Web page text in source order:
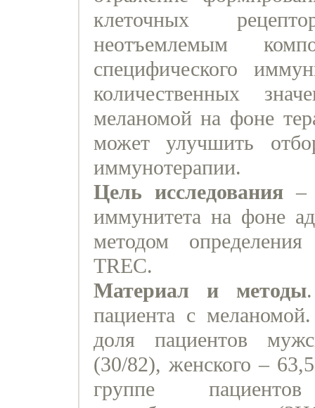
клеточных
неотъемлемым
специфического
количественных
меланомой на фоне
может улучшить
иммунотерапии.
Цель исследования–
иммунитета на фоне
методом определения
TREC.
Материал и методы
пациента с
доля пациентов
(30/82), женского –
группе